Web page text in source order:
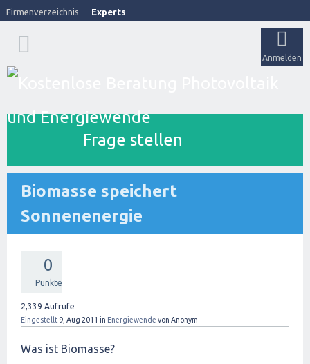
Firmenverzeichnis Experts
Anmelden
Frage stellen
Biomasse speichert
Sonnenenergie
0
Punkte
2,339 Aufrufe
Eingestellt 9, Aug 2011 in Energiewende von Anonym
Was ist Biomasse?